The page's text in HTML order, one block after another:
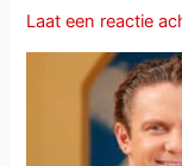
Laat een reactie